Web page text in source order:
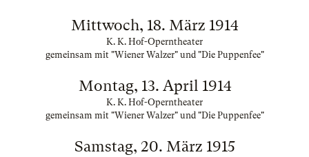
Mittwoch, 18. März 1914
K. K. Hof-Operntheater
gemeinsam mit "Wiener Walzer" und "Die Puppenfee"
Montag, 13. April 1914
K. K. Hof-Operntheater
gemeinsam mit "Wiener Walzer" und "Die Puppenfee"
Samstag, 20. März 1915